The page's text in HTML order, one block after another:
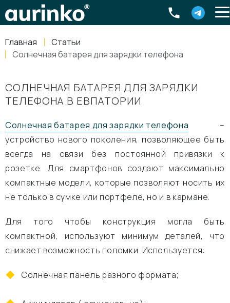
Главная
Статьи
Cолнечная батарея для зарядки телефона
CОЛНЕЧНАЯ БАТАРЕЯ ДЛЯ ЗАРЯДКИ
ТЕЛЕФОНА В ЕВПАТОРИИ
Солнечная батарея для зарядки телефона
–
устройство нового поколения, позволяющее быть
всегда на связи без постоянной привязки к
розетке. Для смартфонов создают максимально
компактные модели, которые позволяют носить их
не только в сумке или портфеле, но и в кармане.
Для того чтобы конструкция могла быть
компактной, используют минимум деталей, что
снижает возможность поломки. Используется:
Солнечная панель разного формата;
Россия, Свердловская область Екатеринбург ,
8-800-770-79-40